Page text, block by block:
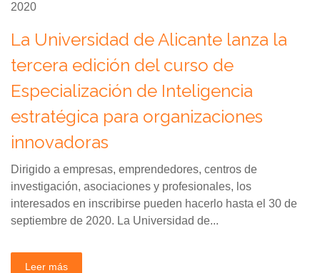
2020
La Universidad de Alicante lanza la
tercera edición del curso de
Especialización de Inteligencia
estratégica para organizaciones
innovadoras
Dirigido a empresas, emprendedores, centros de
investigación, asociaciones y profesionales, los
interesados en inscribirse pueden hacerlo hasta el 30 de
septiembre de 2020. La Universidad de...
Leer más